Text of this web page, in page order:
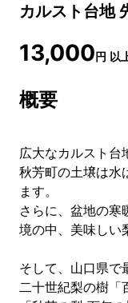
カルスト台地
13,000円 以
概要
広大なカルスト台
秋芳町の土壌は水
ます。
さらに、盆地の寒
境の中、美味しい
そして、山口県で
二十世紀梨の樹「